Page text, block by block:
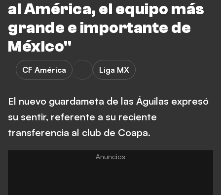
al América, el equipo más
grande e importante de
México"
CF América Liga MX
El nuevo guardameta de las Águilas expresó
su sentir, referente a su reciente
transferencia al club de Coapa.